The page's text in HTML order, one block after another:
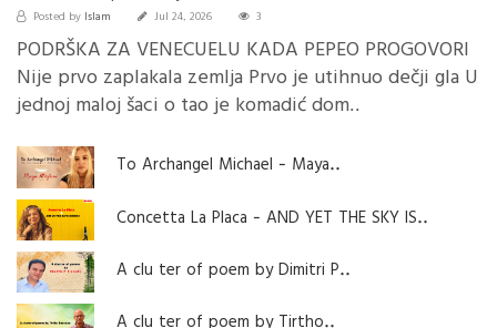
Posted by Islam Jul 24, 2026 3
PODRŠKA ZA VENECUELU KADA PEPEO PROGOVORI
Nije prvo zaplakala zemlja Prvo je utihnuo dečji gla U
jednoj maloj šaci o tao je komadić dom..
To Archangel Michael - Maya..
Concetta La Placa - AND YET THE SKY IS..
A clu ter of poem by Dimitri P..
A clu ter of poem by Tirtho..